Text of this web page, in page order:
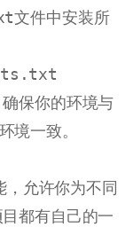
文件中安装所
保你的环境与
境一致。
允许你为不同
都有自己的一